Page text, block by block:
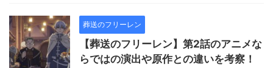
葬送のフリーレン
【葬送のフリーレン】第2話のアニメな
らではの演出や原作との違いを考察！